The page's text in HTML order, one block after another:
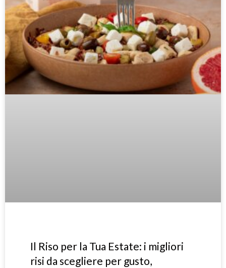
Il Riso per la Tua Estate: i migliori
risi da scegliere per gusto,